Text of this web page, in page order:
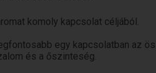
komoly kapcsolat céljából.
egy kapcsolatban az
és a őszinteség.